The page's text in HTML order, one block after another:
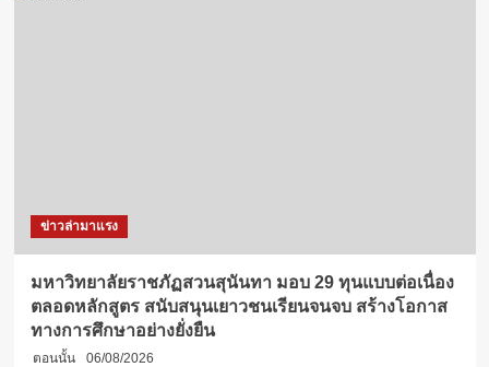
ข่าวล่ามาแรง
มหาวิทยาลัยราชภัฏสวนสุนันทา มอบ 29 ทุนแบบต่อเนื่อง
ตลอดหลักสูตร สนับสนุนเยาวชนเรียนจนจบ สร้างโอกาส
ทางการศึกษาอย่างยั่งยืน
ตอนนั้น 06/08/2026